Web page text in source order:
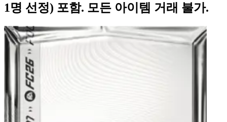
1명 선정) 포함. 모든 아이템 거래 불가.